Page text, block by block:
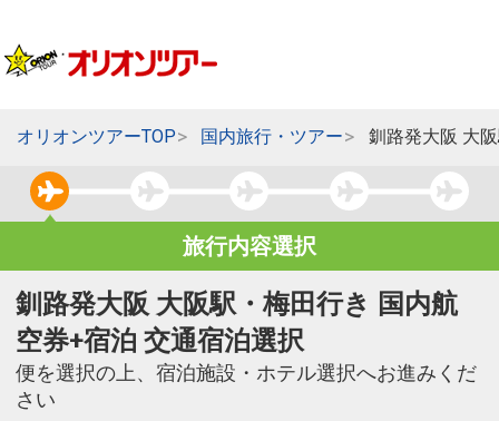
オリオンツアーTOP 国内旅行・ツアー 釧路発大阪 大
旅行内容選択
釧路発大阪 大阪駅・梅田行き 国内航
空券+宿泊 交通宿泊選択
便を選択の上、宿泊施設・ホテル選択へお進みくだ
さい